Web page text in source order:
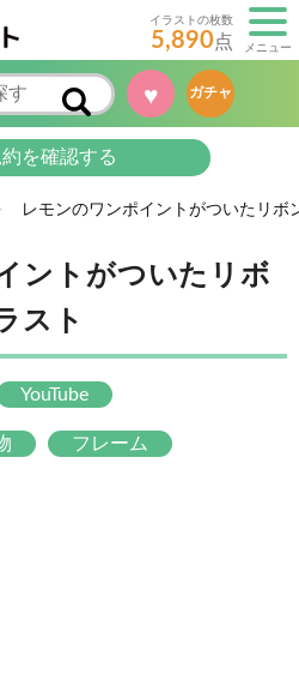
イラストの枚数
5,890点 メニュー
♥ ガチャ
を確認する
レモンのワンポイントがついたリボ
ントがついたリボ
スト
YouTube
フレーム